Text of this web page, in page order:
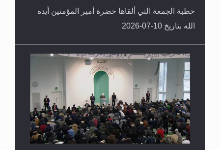
خطبة الجمعة التي ألقاها حضرة أمير المؤمنين أيده
الله بتاريخ 10-07-2026